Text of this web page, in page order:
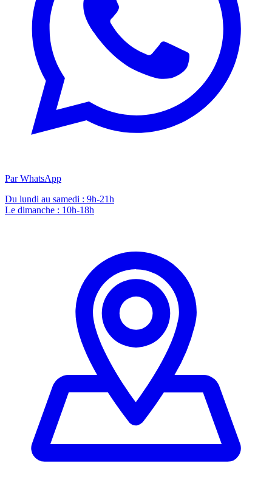
Par WhatsApp
Du lundi au samedi : 9h-21h
Le dimanche : 10h-18h